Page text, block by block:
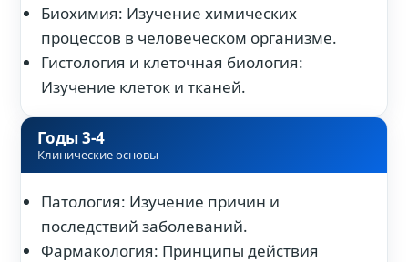
Биохимия: Изучение химических
процессов в человеческом организме.
Гистология и клеточная биология:
Изучение клеток и тканей.
Годы 3-4
Клинические основы
Патология: Изучение причин и
последствий заболеваний.
Фармакология: Принципы действия